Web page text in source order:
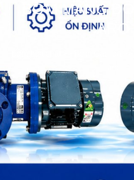
BƠM MÀNG
ARO